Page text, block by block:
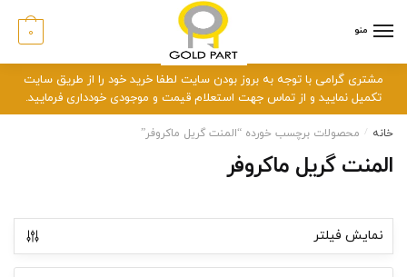
منو 0
مشتری گرامی با توجه به بروز بودن سایت لطفا خرید خود را از طریق سایت
تکمیل نمایید و از تماس جهت استعلام قیمت و موجودی خودداری فرمایید.
خانه / محصولات برچسب خورده “المنت گریل ماکروفر”
المنت گریل ماکروفر
نمایش فیلتر